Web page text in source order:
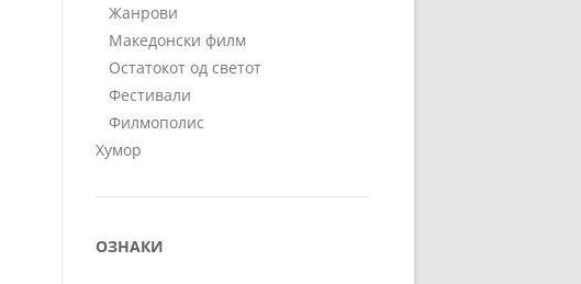
Жанрови
Македонски филм
Остатокот од светот
Фестивали
Филмополис
Хумор
ОЗНАКИ